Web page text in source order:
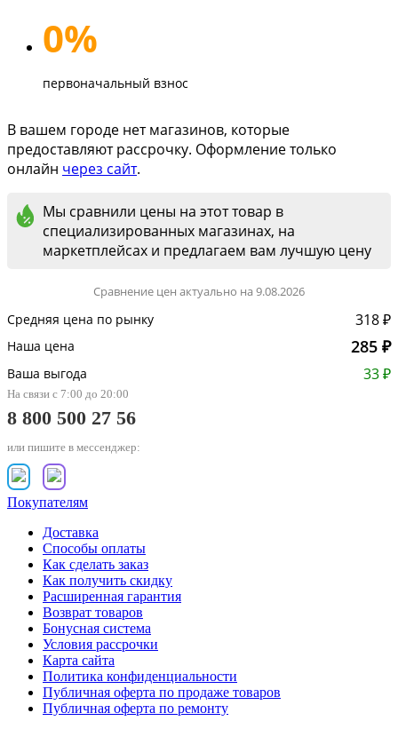
0%
первоначальный взнос
В вашем городе нет магазинов, которые
предоставляют рассрочку. Оформление только
онлайн через сайт.
Мы сравнили цены на этот товар в
специализированных магазинах, на
маркетплейсах и предлагаем вам лучшую цену
Сравнение цен актуально на 9.08.2026
Средняя цена по рынку 318 ₽
Наша цена 285 ₽
Ваша выгода 33 ₽
На связи с 7:00 до 20:00
8 800 500 27 56
или пишите в мессенджер:
Покупателям
Доставка
Способы оплаты
Как сделать заказ
Как получить скидку
Расширенная гарантия
Возврат товаров
Бонусная система
Условия рассрочки
Карта сайта
Политика конфиденциальности
Публичная оферта по продаже товаров
Публичная оферта по ремонту